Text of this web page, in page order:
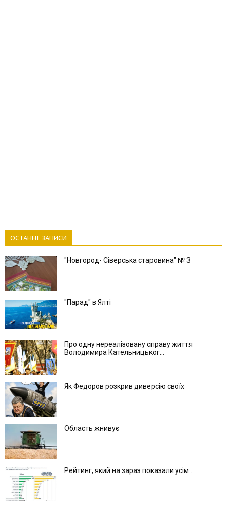
ОСТАННІ ЗАПИСИ
"Новгород- Сіверська старовина" № 3
"Парад" в Ялті
Про одну нереалізовану справу життя
Володимира Кательницьког...
Як Федоров розкрив диверсію своїх
Область жнивує
Рейтинг, який на зараз показали усім...